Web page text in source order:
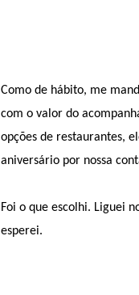
Como de hábito, me
com o valor do
opções de restaurantes,
aniversário por nossa
Foi o que escolhi. Liguei
esperei.